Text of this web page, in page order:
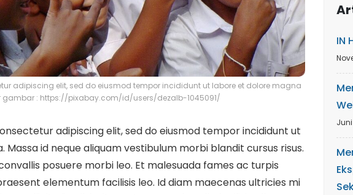
adipiscing elit, sed do eiusmod tempor incididunt ut labore et dolore magna
gambar : https://pixabay.com/id/users/dezalb-1045091/
adipiscing elit, sed do eiusmod tempor incididunt ut
id neque aliquam vestibulum morbi blandit cursus risus.
posuere morbi leo. Et malesuada fames ac turpis
elementum facilisis leo. Id diam maecenas ultricies mi
IN